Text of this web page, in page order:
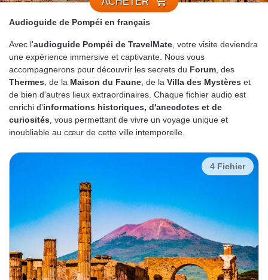
Audioguide de Pompéi en français
Avec l'audioguide Pompéi de TravelMate , votre visite deviendra
une expérience immersive et captivante. Nous vous
accompagnerons pour découvrir les secrets du Forum , des
Thermes , de la Maison du Faune , de la Villa des Mystères et
de bien d'autres lieux extraordinaires. Chaque fichier audio est
enrichi d'informations historiques, d'anecdotes et de
curiosités , vous permettant de vivre un voyage unique et
inoubliable au cœur de cette ville intemporelle.
4 Fichier